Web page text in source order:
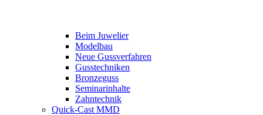
Beim Juwelier
Modelbau
Neue Gussverfahren
Gusstechniken
Bronzeguss
Seminarinhalte
Zahntechnik
Quick-Cast MMD